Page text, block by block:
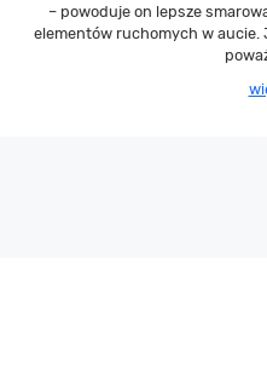
– powoduje on lepsze
elementów ruchomych w aucie.